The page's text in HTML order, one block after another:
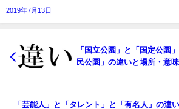
2019年7月13日
「国立公園」と「国定公園
民公園」の違いと場所・意
「芸能人」と「タレント」と「有名人」の違